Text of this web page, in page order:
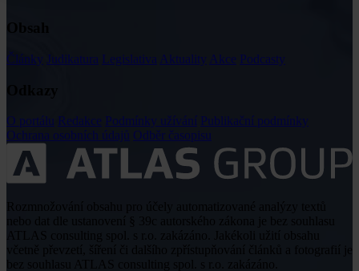
Články Judikatura Legislativa Aktuality Akce Podcasty
O portálu Redakce Podmínky užívání Publikační podmínky
Ochrana osobních údajů Odběr časopisu
včetně převzetí, šíření či dalšího zpřístupňování článků a fotografií je